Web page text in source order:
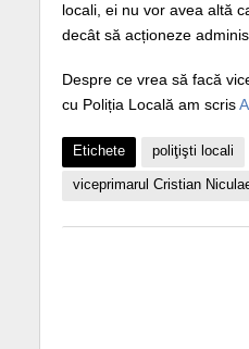
locali, ei nu vor avea altă
decât să acționeze
Despre ce vrea să facă
cu Poliția Locală am scris
Etichete poliţişti locali
viceprimarul Cristian